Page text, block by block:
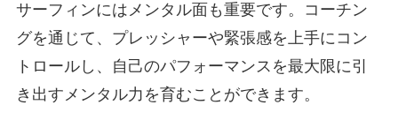
サーフィンにはメンタル面も重要です。コーチン
グを通じて、プレッシャーや緊張感を上手にコン
トロールし、自己のパフォーマンスを最大限に引
き出すメンタル力を育むことができます。